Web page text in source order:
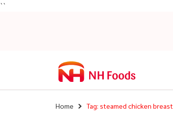
``
Home Tag: steamed chicken breast